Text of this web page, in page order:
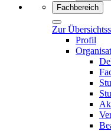
Fachbereich
Zur
Profil